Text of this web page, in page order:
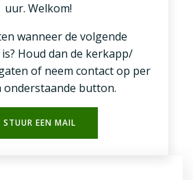
uur. Welkom!
wanneer de volgende
Houd dan de kerkapp/
of neem contact op per
onderstaande button.
STUUR EEN MAIL